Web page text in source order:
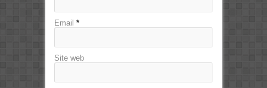
Email *
Site web